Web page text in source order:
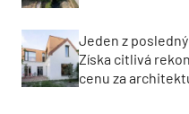
Jeden z
Získa citlivá
cenu za